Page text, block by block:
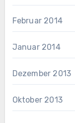
Februar 2014
Januar 2014
Dezember 2013
Oktober 2013